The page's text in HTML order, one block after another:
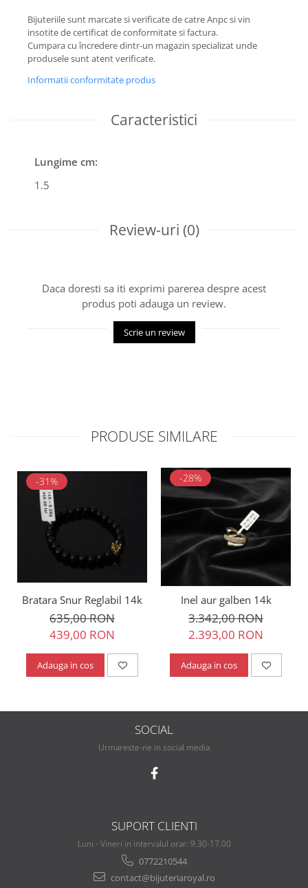
Bijuteriile sunt marcate si verificate de catre Anpc si vin
insotite de certificat de conformitate si factura.
Cumpara cu încredere dintr-un magazin specializat unde
produsele sunt atent verificate.
Informatii conformitate produs
Caracteristici
Lungime cm:
1.5
Review-uri (0)
Daca doresti sa iti exprimi parerea despre acest
produs poti adauga un review.
Scrie un review
PRODUSE SIMILARE
-31%
Bratara Snur Reglabil 14k
635,00 RON
439,00 RON
Adauga in cos
-28%
Inel aur galben 14k
3.342,00 RON
2.393,00 RON
Adauga in cos
SOCIAL
Urmareste-ne in social media
SUPORT CLIENTI
Luni - Vineri in intervalul orar: 9.30-17.00
0772210544
contact@bijuteriaroyal.ro